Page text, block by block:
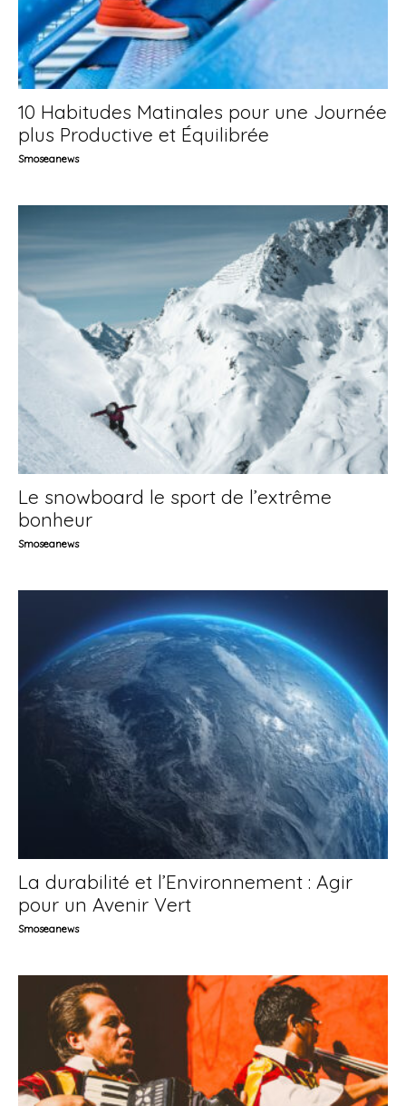
10 Habitudes Matinales pour une Journée
plus Productive et Équilibrée
Smoseanews
Le snowboard le sport de l’extrême
bonheur
Smoseanews
La durabilité et l’Environnement : Agir
pour un Avenir Vert
Smoseanews